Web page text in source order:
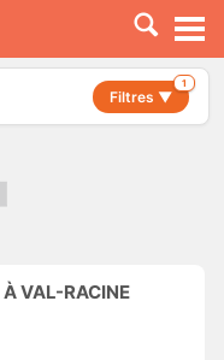
Filtres ▼
1
À VAL-RACINE